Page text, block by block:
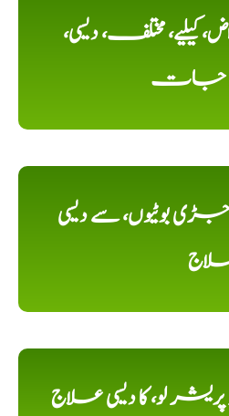
مختلف، دیسی،
جات
جڑی بوٹیوں، سے دیسی
پریشر لو، کا دیسی علاج